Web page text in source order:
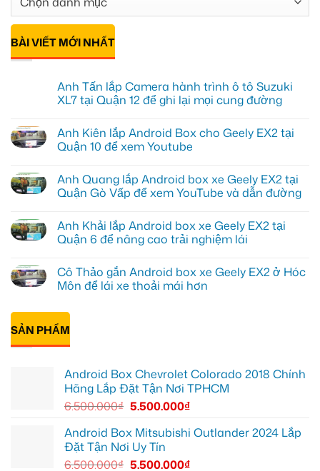
BÀI VIẾT MỚI NHẤT
Anh Tấn lắp Camera hành trình ô tô Suzuki
XL7 tại Quận 12 để ghi lại mọi cung đường
bình
luận
ở
lắp
Camera
hành
tô
Suzuki
XL7
12
để
ghi
cung
đường
Anh Kiên lắp Android Box cho Geely EX2 tại
Quận 10 để xem Youtube
bình
luận
ở
lắp
Android
Box
EX2
tại
Quận
xem
Youtube
Anh Quang lắp Android box xe Geely EX2 tại
Quận Gò Vấp để xem YouTube và dẫn đường
bình
luận
ở
lắp
Android
box
EX2
tại
Quận
Gò
xem
YouTube
dẫn
đường
Anh Khải lắp Android box xe Geely EX2 tại
Quận 6 để nâng cao trải nghiệm lái
bình
luận
ở
Android
box
xe
Quận
nâng
trải
nghiệm
lái
Cô Thảo gắn Android box xe Geely EX2 ở Hóc
Môn để lái xe thoải mái hơn
có
luận
ở
Cô
Android
box
Geely
EX2
Hóc
Môn
để
SẢN PHẨM
Android Box Chevrolet Colorado 2018 Chính
Hãng Lắp Đặt Tận Nơi TPHCM
6.500.000₫ 5.500.000₫
Android Box Mitsubishi Outlander 2024 Lắp
Đặt Tận Nơi Uy Tín
6.500.000₫ 5.500.000₫